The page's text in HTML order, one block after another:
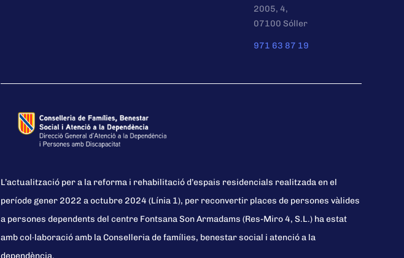
2005, 4,
07100 Sóller
971 63 87 19
L’actualització per a la reforma i rehabilitació d’espais residencials realitzada en el
període gener 2022 a octubre 2024 (Línia 1), per reconvertir places de persones vàlides
a persones dependents del centre Fontsana Son Armadams (Res-Miro 4, S.L.) ha estat
amb col·laboració amb la Conselleria de famílies, benestar social i atenció a la
dependència.